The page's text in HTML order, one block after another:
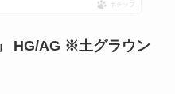
ポチップ
HG/AG ※土グラウン